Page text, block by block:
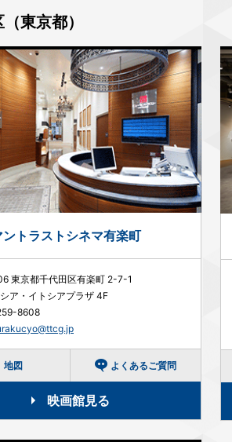
東京都）
ントラストシネマ有楽町
東京都千代田区有楽町 2-7-1
ア・イトシアプラザ 4F
8608
地図 よくあるご質問
映画館見る